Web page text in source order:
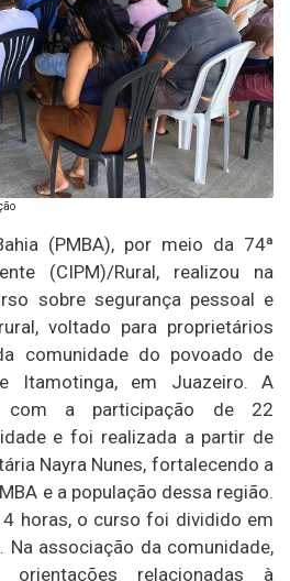
(PMBA), por meio da 74ª
(CIPM)/Rural, realizou na
sobre segurança pessoal e
voltado para proprietários
comunidade do povoado de
Itamotinga, em Juazeiro. A
com a participação de 22
e foi realizada a partir de
Nayra Nunes, fortalecendo a
e a população dessa região.
horas, o curso foi dividido em
Na associação da comunidade,
orientações relacionadas à